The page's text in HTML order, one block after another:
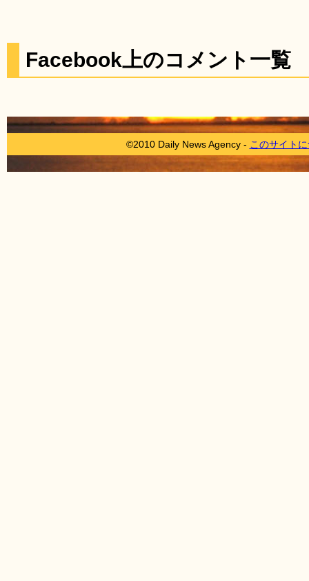
Facebook上のコメント一覧
©2010 Daily News Agency - このサイト